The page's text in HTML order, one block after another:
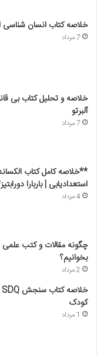
خلاصه کتاب انسان شناسی
7 مرداد
خلاصه و تحلیل کتاب بی
آلبرتو
7 مرداد
**خلاصه کامل کتاب
استعدادیابی | باربارا
4 مرداد
چگونه مقالات و کتب علمی
بخوانیم؟
2 مرداد
کودک
1 مرداد